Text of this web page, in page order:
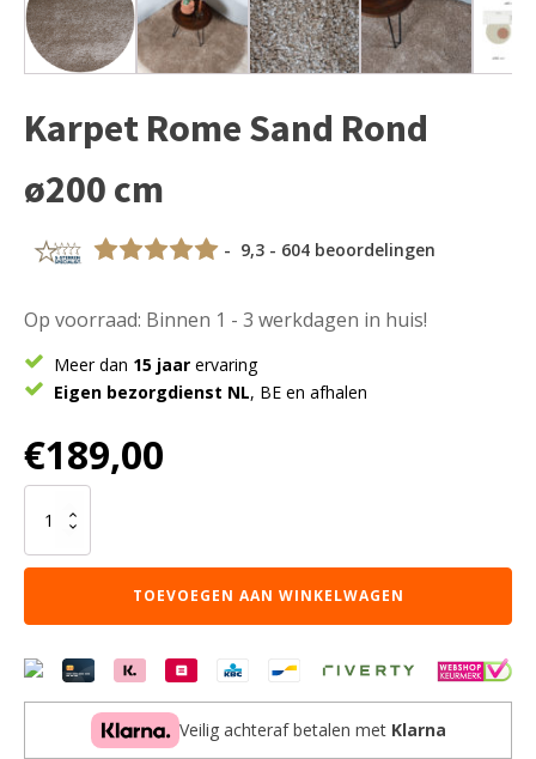
Karpet Rome Sand Rond
ø200 cm
- 9,3 - 604 beoordelingen
Op voorraad: Binnen 1 - 3 werkdagen in huis!
Meer dan 15 jaar ervaring
Eigen bezorgdienst NL, BE en afhalen
€189,00
Rome
Sand
Rond
cm
TOEVOEGEN AAN WINKELWAGEN
Veilig achteraf betalen met Klarna